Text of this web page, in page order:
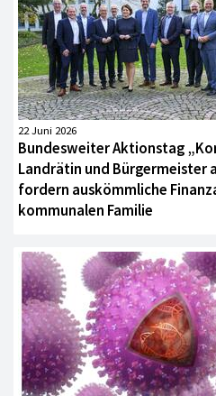
22 Juni 2026
Bundesweiter Aktionstag
Landrätin und Bürgermeister
fordern auskömmliche
kommunalen Familie